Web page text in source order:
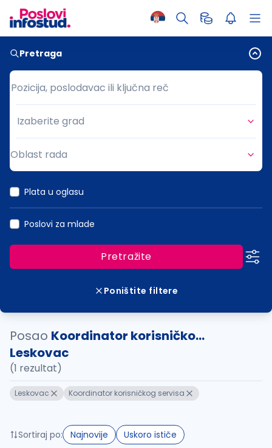
Pretraga
Pozicija, poslodavac ili ključna reč
Pozicija, poslodavac ili ključna reč
Grad
Izaberite grad
Oblast rada
Plata u oglasu
Poslovi za mlade
Pretražite
Poništite filtere
Posao Koordinator korisničko...
Leskovac
(1 rezultat)
Leskovac Koordinator korisničkog servisa
Sortiraj po: Najnovije Uskoro ističe